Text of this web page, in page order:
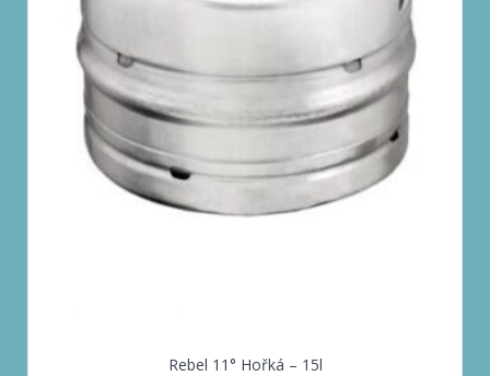
Rebel 11° Hořká – 15l